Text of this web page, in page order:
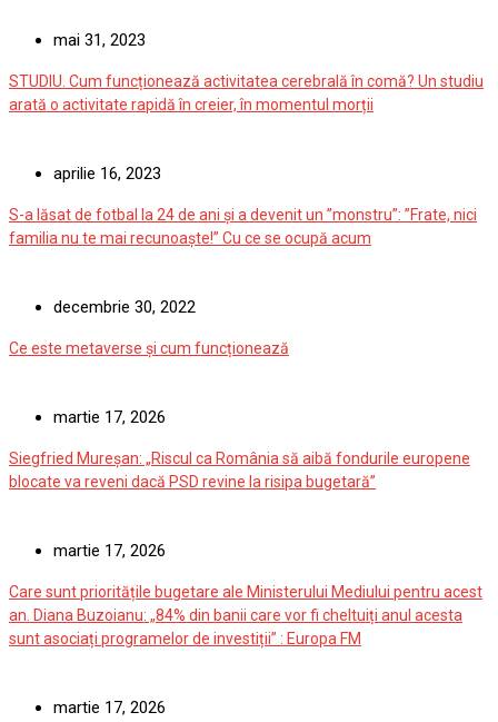
mai 31, 2023
STUDIU. Cum funcționează activitatea cerebrală în comă? Un studiu
arată o activitate rapidă în creier, în momentul morții
aprilie 16, 2023
S-a lăsat de fotbal la 24 de ani și a devenit un ”monstru”: ”Frate, nici
familia nu te mai recunoaște!” Cu ce se ocupă acum
decembrie 30, 2022
Ce este metaverse și cum funcționează
martie 17, 2026
Siegfried Mureșan: „Riscul ca România să aibă fondurile europene
blocate va reveni dacă PSD revine la risipa bugetară”
martie 17, 2026
Care sunt prioritățile bugetare ale Ministerului Mediului pentru acest
an. Diana Buzoianu: „84% din banii care vor fi cheltuiți anul acesta
sunt asociați programelor de investiții” : Europa FM
martie 17, 2026